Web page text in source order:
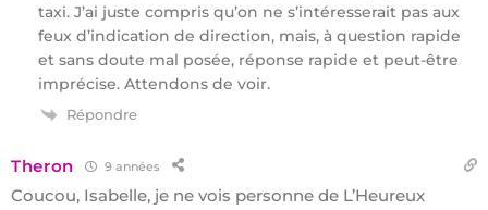
taxi. J’ai juste compris qu’on ne s’intéresserait pas aux
feux d’indication de direction, mais, à question rapide
et sans doute mal posée, réponse rapide et peut-être
imprécise. Attendons de voir.
Répondre
Theron 9 années
Coucou, Isabelle, je ne vois personne de L’Heureux